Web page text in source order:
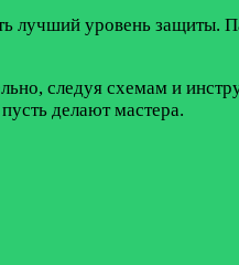
лучший уровень защиты.
следуя схемам и
делают мастера.